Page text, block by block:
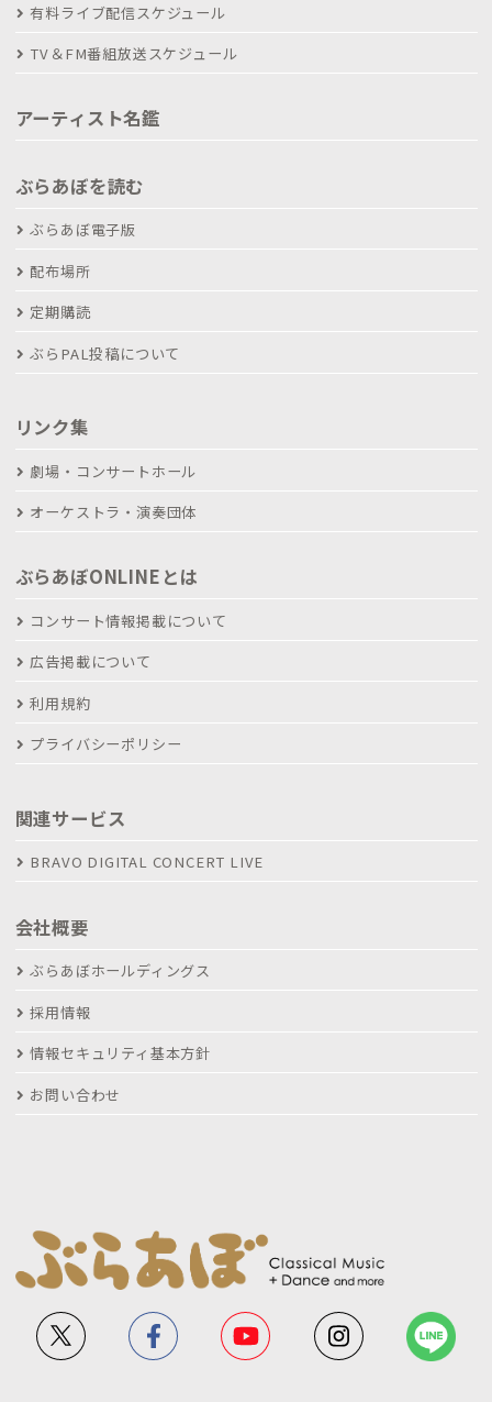
有料ライブ配信スケジュール
TV＆FM番組放送スケジュール
アーティスト名鑑
ぶらあぼを読む
ぶらあぼ電子版
配布場所
定期購読
ぶらPAL投稿について
リンク集
劇場・コンサートホール
オーケストラ・演奏団体
ぶらあぼONLINEとは
コンサート情報掲載について
広告掲載について
利用規約
プライバシーポリシー
関連サービス
BRAVO DIGITAL CONCERT LIVE
会社概要
ぶらあぼホールディングス
採用情報
情報セキュリティ基本方針
お問い合わせ